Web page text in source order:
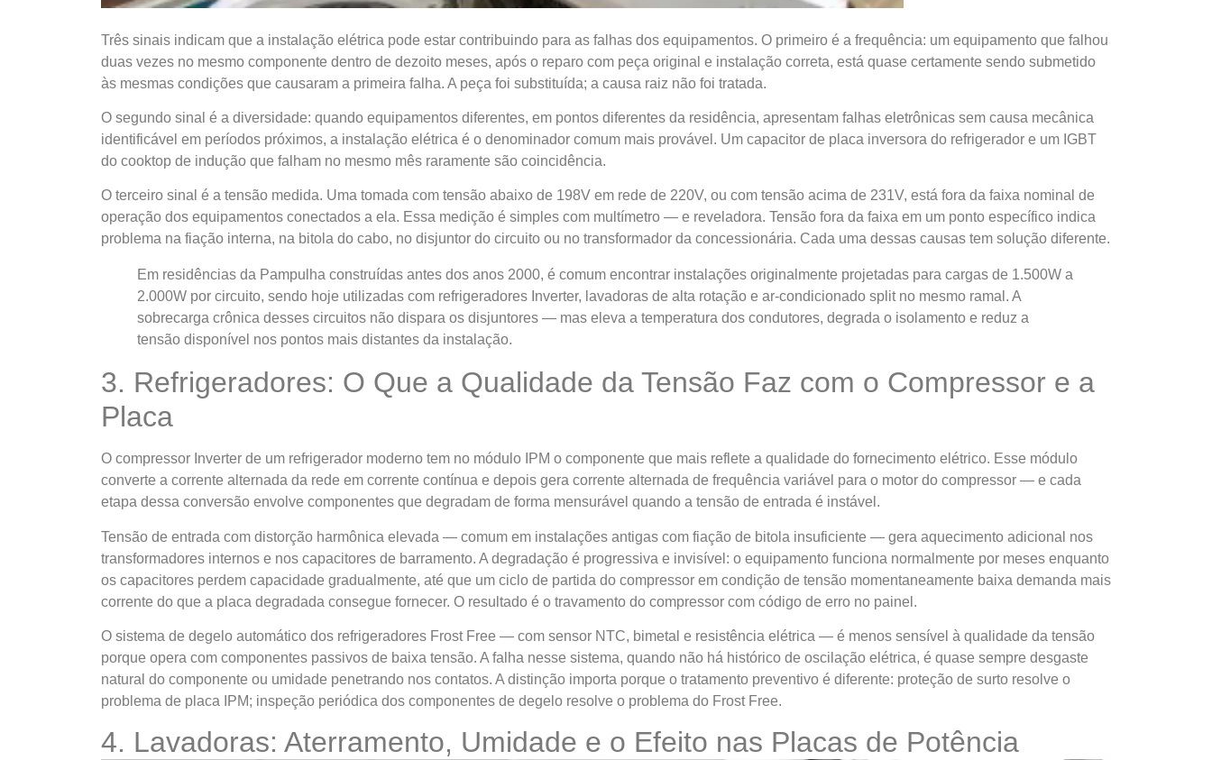
Três sinais indicam que a instalação elétrica pode estar contribuindo para as falhas dos equipamentos. O primeiro é a frequência: um equipamento que falhou
duas vezes no mesmo componente dentro de dezoito meses, após o reparo com peça original e instalação correta, está quase certamente sendo submetido
às mesmas condições que causaram a primeira falha. A peça foi substituída; a causa raiz não foi tratada.
O segundo sinal é a diversidade: quando equipamentos diferentes, em pontos diferentes da residência, apresentam falhas eletrônicas sem causa mecânica
identificável em períodos próximos, a instalação elétrica é o denominador comum mais provável. Um capacitor de placa inversora do refrigerador e um IGBT
do cooktop de indução que falham no mesmo mês raramente são coincidência.
O terceiro sinal é a tensão medida. Uma tomada com tensão abaixo de 198V em rede de 220V, ou com tensão acima de 231V, está fora da faixa nominal de
operação dos equipamentos conectados a ela. Essa medição é simples com multímetro — e reveladora. Tensão fora da faixa em um ponto específico indica
problema na fiação interna, na bitola do cabo, no disjuntor do circuito ou no transformador da concessionária. Cada uma dessas causas tem solução diferente.
Em residências da Pampulha construídas antes dos anos 2000, é comum encontrar instalações originalmente projetadas para cargas de 1.500W a
2.000W por circuito, sendo hoje utilizadas com refrigeradores Inverter, lavadoras de alta rotação e ar-condicionado split no mesmo ramal. A
sobrecarga crônica desses circuitos não dispara os disjuntores — mas eleva a temperatura dos condutores, degrada o isolamento e reduz a
tensão disponível nos pontos mais distantes da instalação.
3. Refrigeradores: O Que a Qualidade da Tensão Faz com o Compressor e a
Placa
O compressor Inverter de um refrigerador moderno tem no módulo IPM o componente que mais reflete a qualidade do fornecimento elétrico. Esse módulo
converte a corrente alternada da rede em corrente contínua e depois gera corrente alternada de frequência variável para o motor do compressor — e cada
etapa dessa conversão envolve componentes que degradam de forma mensurável quando a tensão de entrada é instável.
Tensão de entrada com distorção harmônica elevada — comum em instalações antigas com fiação de bitola insuficiente — gera aquecimento adicional nos
transformadores internos e nos capacitores de barramento. A degradação é progressiva e invisível: o equipamento funciona normalmente por meses enquanto
os capacitores perdem capacidade gradualmente, até que um ciclo de partida do compressor em condição de tensão momentaneamente baixa demanda mais
corrente do que a placa degradada consegue fornecer. O resultado é o travamento do compressor com código de erro no painel.
O sistema de degelo automático dos refrigeradores Frost Free — com sensor NTC, bimetal e resistência elétrica — é menos sensível à qualidade da tensão
porque opera com componentes passivos de baixa tensão. A falha nesse sistema, quando não há histórico de oscilação elétrica, é quase sempre desgaste
natural do componente ou umidade penetrando nos contatos. A distinção importa porque o tratamento preventivo é diferente: proteção de surto resolve o
problema de placa IPM; inspeção periódica dos componentes de degelo resolve o problema do Frost Free.
4. Lavadoras: Aterramento, Umidade e o Efeito nas Placas de Potência